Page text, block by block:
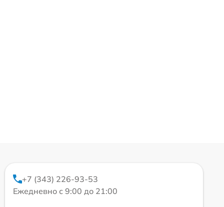
+7 (343) 226-93-53
Ежедневно с 9:00 до 21:00